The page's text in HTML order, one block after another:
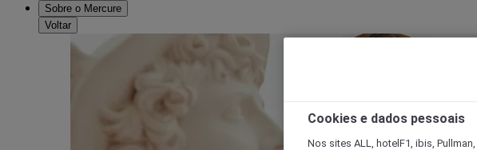
Sobre o Mercure
Voltar
Cookies e dados pessoais
Nos sites ALL, hotelF1, ibis,